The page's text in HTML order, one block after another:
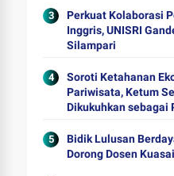
Perkuat Kolaborasi
Inggris, UNISRI
Silampari
Soroti Ketahanan
Pariwisata, Ketum
Dikukuhkan sebagai
Bidik Lulusan
Dorong Dosen